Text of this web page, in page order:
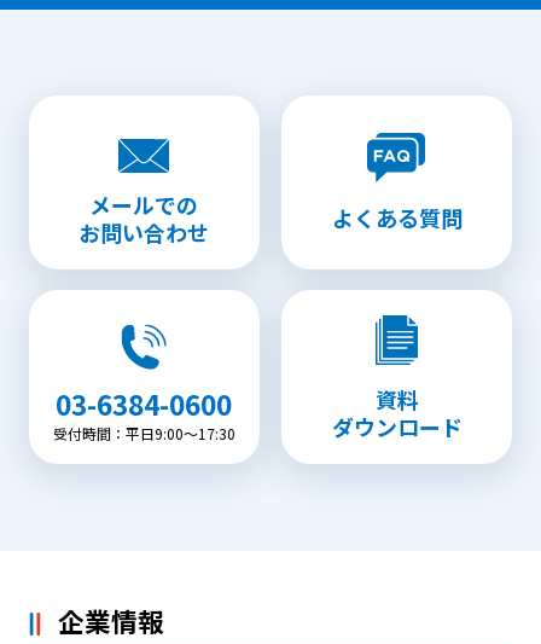
メールでの
お問い合わせ
よくある質問
03-6384-0600
受付時間：平日9:00〜17:30
資料
ダウンロード
企業情報